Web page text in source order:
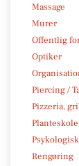
Massage
Murer
Offentlig
Optiker
Piercing /
Pizzeria,
Rengøring